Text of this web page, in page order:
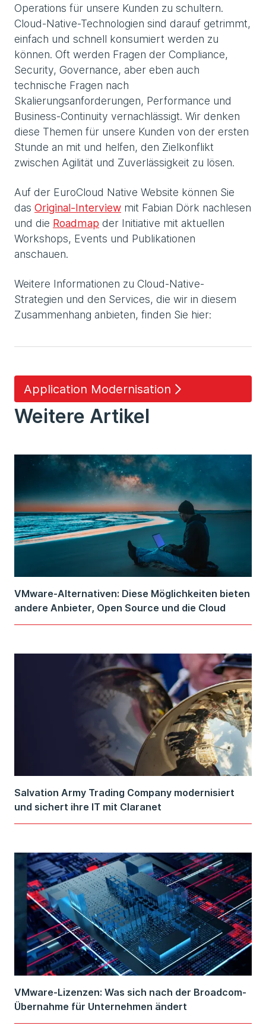
Operations für unsere Kunden zu schultern.
Cloud-Native-Technologien sind darauf getrimmt,
einfach und schnell konsumiert werden zu
können. Oft werden Fragen der Compliance,
Security, Governance, aber eben auch
technische Fragen nach
Skalierungsanforderungen, Performance und
Business-Continuity vernachlässigt. Wir denken
diese Themen für unsere Kunden von der ersten
Stunde an mit und helfen, den Zielkonflikt
zwischen Agilität und Zuverlässigkeit zu lösen.
Auf der EuroCloud Native Website können Sie
das Original-Interview mit Fabian Dörk nachlesen
und die Roadmap der Initiative mit aktuellen
Workshops, Events und Publikationen
anschauen.
Weitere Informationen zu Cloud-Native-
Strategien und den Services, die wir in diesem
Zusammenhang anbieten, finden Sie hier:
Application Modernisation
Weitere Artikel
VMware-Alternativen: Diese Möglichkeiten bieten
andere Anbieter, Open Source und die Cloud
Salvation Army Trading Company modernisiert
und sichert ihre IT mit Claranet
VMware-Lizenzen: Was sich nach der Broadcom-
Übernahme für Unternehmen ändert